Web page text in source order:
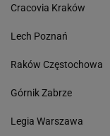
Cracovia Kraków
Lech Poznań
Raków Częstochowa
Górnik Zabrze
Legia Warszawa